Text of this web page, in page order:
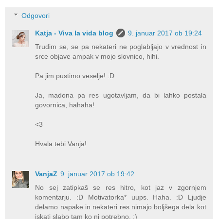
Odgovori
Katja - Viva la vida blog
9. januar 2017 ob 19:24
Trudim se, se pa nekateri ne poglabljajo v vrednost in
srce objave ampak v mojo slovnico, hihi.
Pa jim pustimo veselje! :D
Ja, madona pa res ugotavljam, da bi lahko postala
govornica, hahaha!
<3
Hvala tebi Vanja!
VanjaZ 9. januar 2017 ob 19:42
No sej zatipkaš se res hitro, kot jaz v zgornjem
komentarju. :D Motivatorka* uups. Haha. :D Ljudje
delamo napake in nekateri res nimajo boljšega dela kot
iskati slabo tam ko ni potrebno. :)